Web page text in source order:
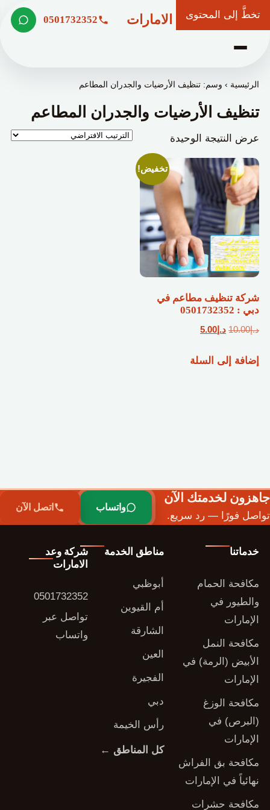
تخطَّ إلى المحتوى
شركة وعد الامارات 0501732352
الرئيسية ›وسم: تنظيف الأرضيات والجدران المطاعم
تنظيف الأرضيات والجدران المطاعم
عرض النتيجة الوحيدة
تخفيض!
شركة تنظيف مطاعم في
دبي : 0501732352
د.إ10.00 السعر
هو:
د.إ 5.00السعر
هو:
إضافة إلى السلة
جاهزون لخدمتك الآن
تواصل فورًا — رد سريع.
واتساب اتصل الآن
خدماتنا
مكافحة الحمام
والطيور في
الإمارات
مكافحة النمل
الأبيض (الرمة) في
الإمارات
مكافحة الوزغ
(البرص) في
الإمارات
مكافحة بق الفراش
نهائياً في الإمارات
مكافحة حشرات
مناطق الخدمة
أبوظبي
أم القيوين
الشارقة
العين
الفجيرة
دبي
رأس الخيمة
كل المناطق ←
شركة وعد
الامارات
0501732352
تواصل عبر
واتساب